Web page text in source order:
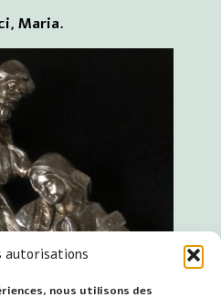
autorisations
nous utilisons des
Maria.